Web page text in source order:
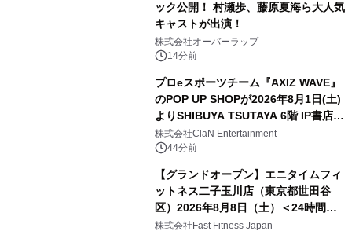
ック公開！ 村瀬歩、藤原夏海ら大人気
キャストが出演！
株式会社オーバーラップ
14分前
プロeスポーツチーム『AXIZ WAVE』
のPOP UP SHOPが2026年8月1日(土)
よりSHIBUYA TSUTAYA 6階 IP書店で
開催決定！！
株式会社ClaN Entertainment
44分前
【グランドオープン】エニタイムフィ
ットネス二子玉川店（東京都世田谷
区）2026年8月8日（土）＜24時間年
中無休のフィットネスジム＞
株式会社Fast Fitness Japan